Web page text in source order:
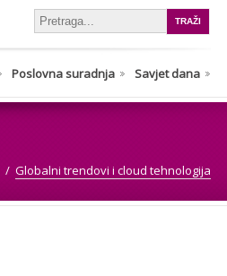
Poslovna suradnja Savjet dana
Globalni trendovi i cloud tehnologija